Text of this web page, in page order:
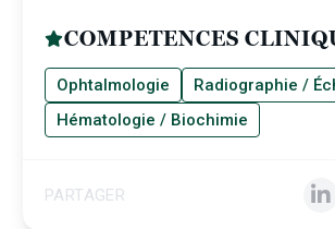
COMPETENCES
Ophtalmologie
Radiographie /
Hématologie / Biochimie
PARTAGER